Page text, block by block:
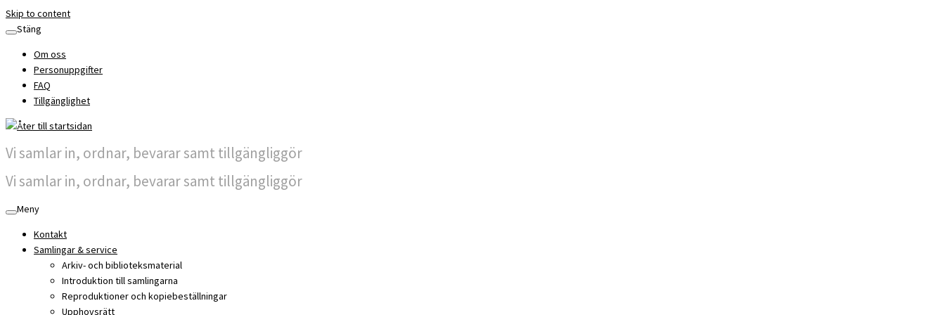
Skip to content
Stäng
Om oss
Personuppgifter
FAQ
Tillgänglighet
Vi samlar in, ordnar, bevarar samt tillgängliggör
Vi samlar in, ordnar, bevarar samt tillgängliggör
Meny
Kontakt
Samlingar & service
Arkiv- och biblioteksmaterial
Introduktion till samlingarna
Reproduktioner och kopiebeställningar
Upphovsrätt